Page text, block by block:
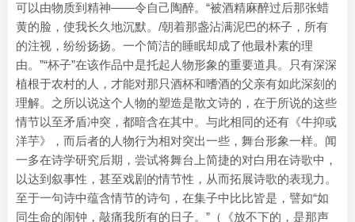
可以由物质到精神——令自己陶醉。“被酒精麻醉过后那张蜡
黄的脸，使我长久地沉默。/朝着那盏沾满泥巴的杯子，所有
的注视，纷纷扬扬。一个简洁的睡眠却成了他最朴素的理
由。”“杯子”在该作品中是托起人物形象的重要道具。只有深深
植根于农村的人，才能对那只酒杯和嗜酒的父亲有如此深刻的
理解。之所以说这个人物的塑造是散文诗的，在于所说的这些
情节以至矛盾冲突，都暗含在其中。与此相同的还有《牛抑或
洋芋》，而后者的人物行为相对突出一些，舞台形象一样。闻
一多在诗学研究后期，尝试将舞台上简捷的对白用在诗歌中，
以达到叙事性，甚至戏剧的情节性，从而拓展诗歌的表现力。
至于一句诗中蕴含情节的诗句，在集子中比比皆是，譬如“如
同生命的闹钟，敲痛我所有的日子。”（《放不下的，是那声